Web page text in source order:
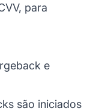
para
e
são iniciados